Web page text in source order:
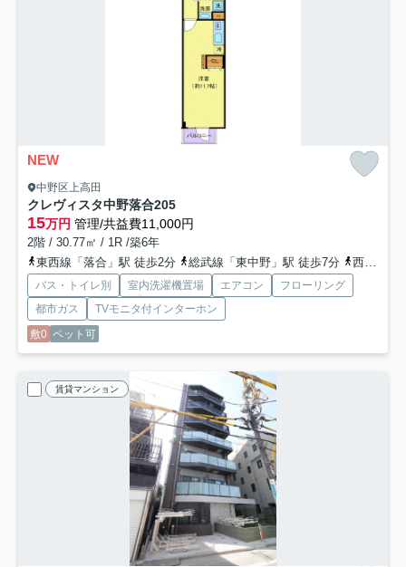
NEW
中野区上高田
クレヴィスタ中野落合205
15万円 管理/共益費11,000円
2階 / 30.77㎡ / 1R /築6年
東西線「落合」駅 徒歩2分
総武線「東中野」駅 徒歩7分 西武新宿線「中井」駅 徒歩9分
バス・トイレ別 室内洗濯機置場 エアコン
フローリング
都市ガス
TVモニタ付インターホン
敷0 ペット可
賃貸マンション